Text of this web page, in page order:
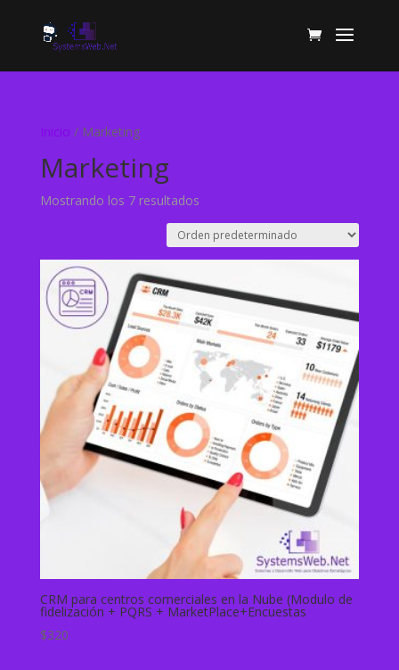
Inicio / Marketing
Marketing
Mostrando los 7 resultados
CRM para centros comerciales en la Nube (Modulo de
fidelización + PQRS + MarketPlace+Encuestas
$320